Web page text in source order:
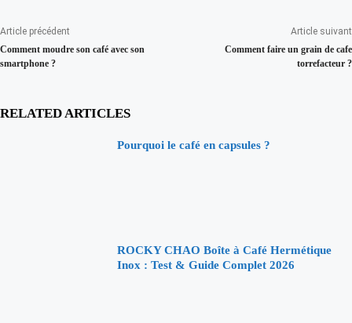
Article précédent
Comment moudre son café avec son
smartphone ?
Article suivant
Comment faire un grain de cafe
torrefacteur ?
RELATED ARTICLES
Pourquoi le café en capsules ?
ROCKY CHAO Boîte à Café Hermétique
Inox : Test & Guide Complet 2026